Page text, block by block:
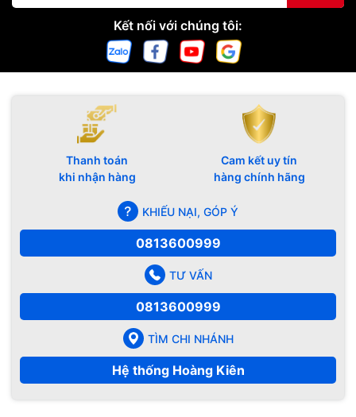
Kết nối với chúng tôi:
Thanh toán
khi nhận hàng
Cam kết uy tín
hàng chính hãng
KHIẾU NẠI, GÓP Ý
0813600999
TƯ VẤN
0813600999
TÌM CHI NHÁNH
Hệ thống Hoàng Kiên